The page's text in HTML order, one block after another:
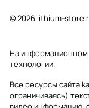
© 2026 lithium-
На
технологии.
Все ресурсы сайта
ограничиваясь)